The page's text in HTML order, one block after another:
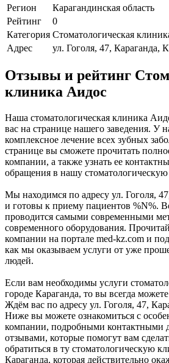
Регион
Карагандинская область
Рейтинг
0
Категория Стоматологическая
Адрес
ул. Гоголя, 47, Караганда,
Отзывы и рейтинг
клиника Аидос
Наша стоматологическая клиника
вас на странице нашего заведения. У
комплексное лечение всех зубных
странице вы сможете прочитать
компании, а также узнать ее
обращения в нашу
Мы находимся по адресу ул. Гоголя,
и готовы к приему пациентов %N%.
проводится самыми современными
современного оборудования.
компании на портале med-kz.com и
как мы оказываем услуги от уже
людей.
Если вам необходимы услуги
городе Караганда, то вы всегда
Ждём вас по адресу ул. Гоголя, 47,
Ниже вы можете ознакомиться с
компании, подробными контактными
отзывами, которые помогут вам
обратиться в ту стоматологическую
Караганда, которая действительно